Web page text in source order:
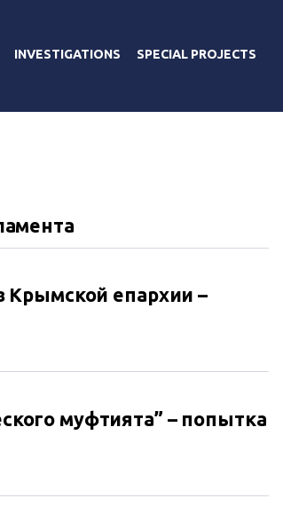
INVESTIGATIONS SPECIAL PROJECTS
Крымской епархии –
муфтията” – попытка